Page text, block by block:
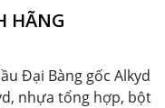
HÃNG
Đại Bàng gốc Alkyd
nhựa tổng hợp, bột